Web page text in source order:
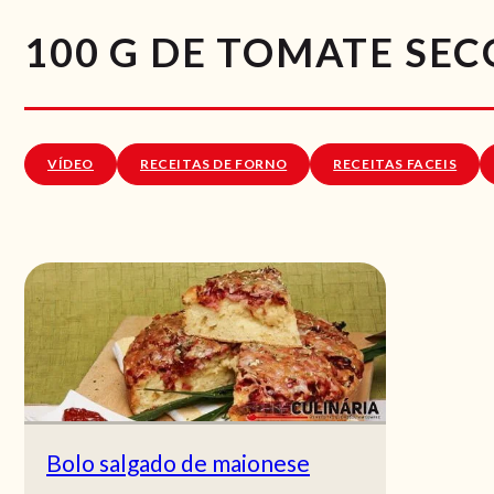
100 G DE TOMATE
VÍDEO RECEITAS DE FORNO RECEITAS FACEIS
Bolo salgado de maionese